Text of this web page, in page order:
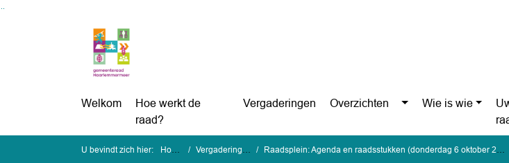
Welkom
Hoe werkt de
raad?
Vergaderingen Overzichten Wie is wie
U bevindt zich hier: Home Vergaderingen Raadsplein: Agenda en raadsstukken (donderdag 6 oktober 2022)